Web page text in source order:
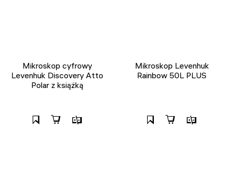
Mikroskop cyfrowy
Levenhuk Discovery Atto
Polar z książką
Mikroskop Levenhuk
Rainbow 50L PLUS